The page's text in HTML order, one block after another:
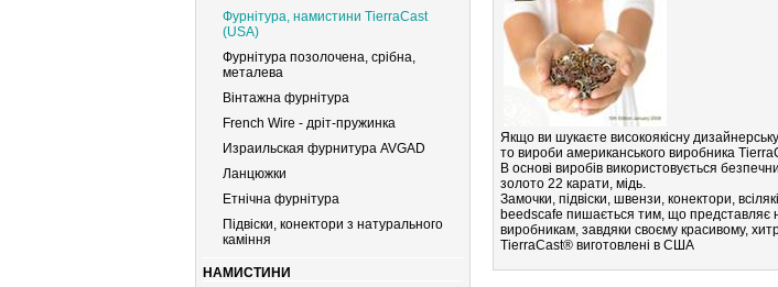
Фурнітура, намистини TierraCast
(USA)
Фурнітура позолочена, срібна,
металева
Вiнтажна фурнiтура
French Wire - дріт-пружинка
Израильская фурнитура AVGAD
Ланцюжки
Етнічна фурнітура
Підвіски, конектори з натурального
каміння
НАМИСТИНИ
Якщо ви шукаєте високоякісну
то вироби американського виробника
В основі виробів використовується
золото 22 карати, мідь.
Замочки, підвіски, швензи, конектори,
beedscafe пишається тим, що представляє
виробникам, завдяки своєму красивому,
TierraCast® виготовлені в США